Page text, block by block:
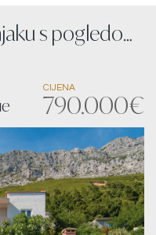
s pogledom
CIJENA
790.000€